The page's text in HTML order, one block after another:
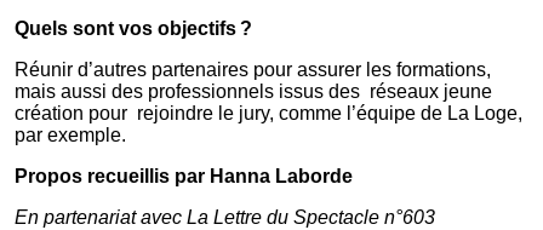
Quels sont vos objectifs ?
Réunir d’autres partenaires pour assurer les formations,
mais aussi des professionnels issus des réseaux jeune
création pour rejoindre le jury, comme l’équipe de La Loge,
par exemple.
Propos recueillis par Hanna Laborde
En partenariat avec La Lettre du Spectacle n°603